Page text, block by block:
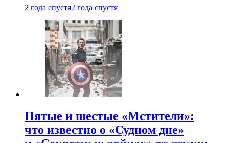
2 года спустя2 года спустя
Пятые и шестые «Мстители»:
что известно о «Судном дне»